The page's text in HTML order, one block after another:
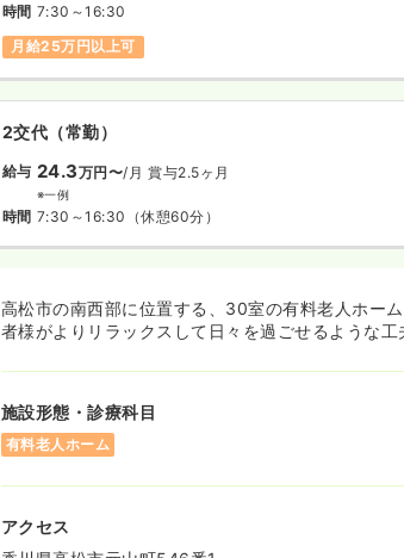
時間 7:30～16:30
月給25万円以上可
2交代（常勤）
給与 24.3万円〜/月 賞与2.5ヶ月
※一例
時間 7:30～16:30 （休憩60分）
高松市の南西部に位置する、30室の有料老人ホー
者様がよりリラックスして日々を過ごせるような工
施設形態・診療科目
有料老人ホーム
アクセス